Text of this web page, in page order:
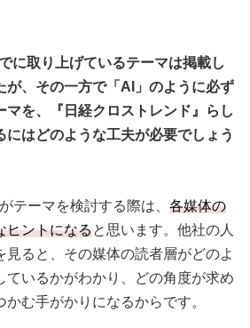
に取り上げているテーマは掲載し
が、その一方で「AI」のように必ず
マを、『日経クロストレンド』らし
にはどのような工夫が必要でしょう
テーマを検討する際は、 各媒体の
ヒントになると思います。他社の人
見ると、その媒体の読者層がどのよ
ているかがわかり、どの角度が求め
む手がかりになるからです。